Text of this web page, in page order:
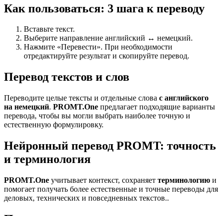
Как пользоваться: 3 шага к переводу
Вставьте текст.
Выберите направление английский ↔ немецкий.
Нажмите «Перевести». При необходимости
отредактируйте результат и скопируйте перевод.
Перевод текстов и слов
Переводите целые тексты и отдельные слова с английского
на немецкий. PROMT.One предлагает подходящие варианты
перевода, чтобы вы могли выбрать наиболее точную и
естественную формулировку.
Нейронный перевод PROMT: точность
и терминология
PROMT.One учитывает контекст, сохраняет терминологию и
помогает получать более естественные и точные переводы для
деловых, технических и повседневных текстов..